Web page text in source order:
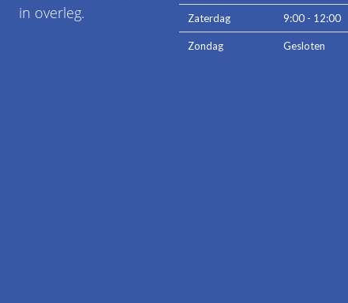
in overleg.
Zaterdag 9:00 - 12:00
Zondag Gesloten